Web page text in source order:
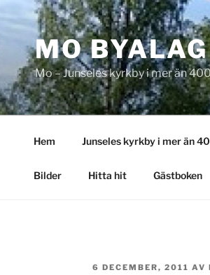
MO BYALAG
Mo – Junseles kyrkby i mer än
Hem Junseles kyrkby i mer än
Bilder Hitta hit Gästboken
PUBLICERAT
6 DECEMBER, 2011 AV